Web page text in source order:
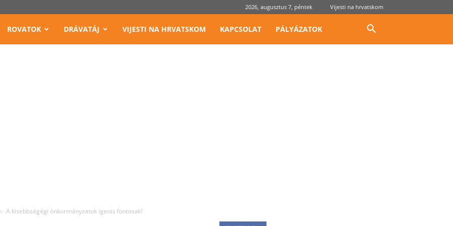
2026, augusztus 7, péntek Vijesti na hrvatskom
ROVATOK DRÁVATÁJ VIJESTI NA HRVATSKOM KAPCSOLAT PÁLYÁZATOK
A kisebbségégi önkormányzatok igenis fontosak!